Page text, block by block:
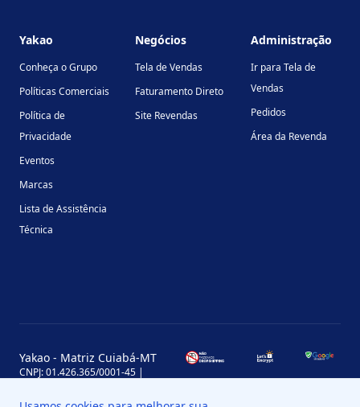
Yakao
Conheça o Grupo
Políticas Comerciais
Política de
Privacidade
Eventos
Marcas
Lista de Assistência
Técnica
Negócios
Tela de Vendas
Faturamento Direto
Site Revendas
Administração
Ir para Tela de
Vendas
Pedidos
Área da Revenda
Yakao - Matriz Cuiabá-MT
CNPJ: 01.426.365/0001-45 |